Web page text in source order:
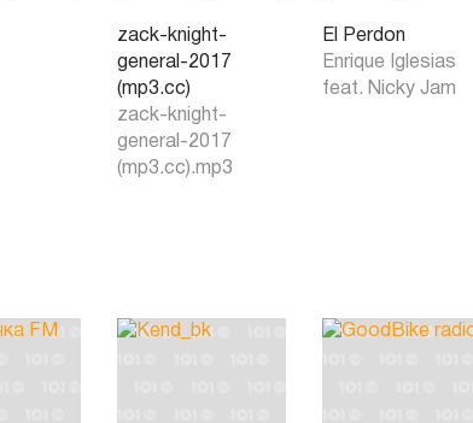
zack-knight-
general-2017
(mp3.cc)
zack-knight-
general-2017
(mp3.cc).mp3
El Perdon
Enrique Iglesias
feat. Nicky Jam